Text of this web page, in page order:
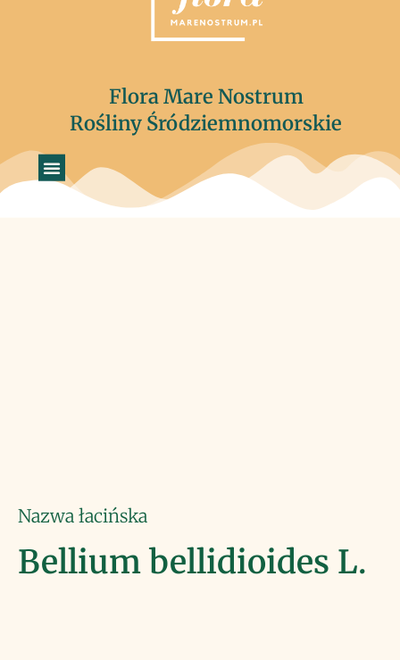
Flora Mare Nostrum
Rośliny Śródziemnomorskie
Nazwa łacińska
Bellium bellidioides L.